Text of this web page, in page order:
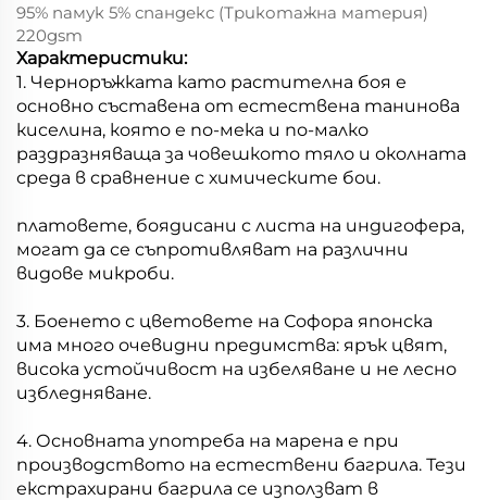
95% памук 5% спандекс (Трикотажна материя)
220gsm
Характеристики:
1. Черноръжката като растителна боя е
основно съставена от естествена танинова
киселина, която е по-мека и по-малко
раздразняваща за човешкото тяло и околната
среда в сравнение с химическите бои.
платовете, боядисани с листа на индигофера,
могат да се съпротивляват на различни
видове микроби.
3. Боенето с цветовете на Софора японска
има много очевидни предимства: ярък цвят,
висока устойчивост на избеляване и не лесно
избледняване.
4. Основната употреба на марена е при
производството на естествени багрила. Тези
екстрахирани багрила се използват в